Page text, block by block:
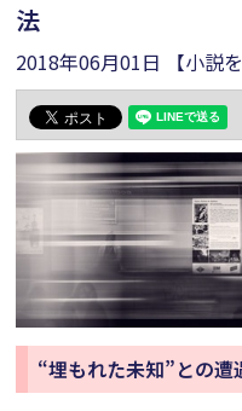
法
2018年06月01日 【小説
“埋もれた未知”との